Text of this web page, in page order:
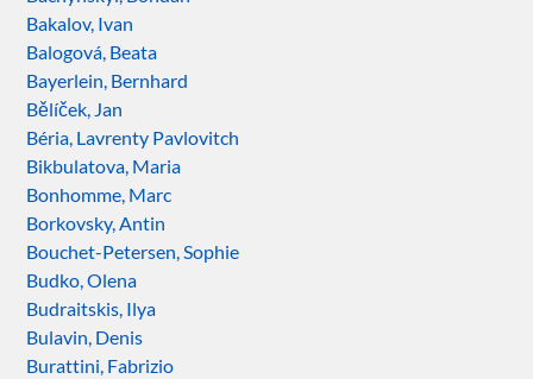
Bakalov, Ivan
Balogová, Beata
Bayerlein, Bernhard
Bělíček, Jan
Béria, Lavrenty Pavlovitch
Bikbulatova, Maria
Bonhomme, Marc
Borkovsky, Antin
Bouchet-Petersen, Sophie
Budko, Olena
Budraitskis, Ilya
Bulavin, Denis
Burattini, Fabrizio